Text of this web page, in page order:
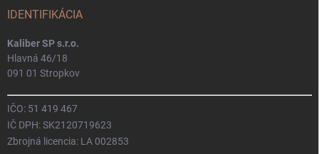
IDENTIFIKÁCIA
Kaliber SP s.r.o.
Hlavná 46/18
091 01 Stropkov
IČO: 51 419 467
IČ DPH: SK2120719623
Zbrojná licencia: LA 002853